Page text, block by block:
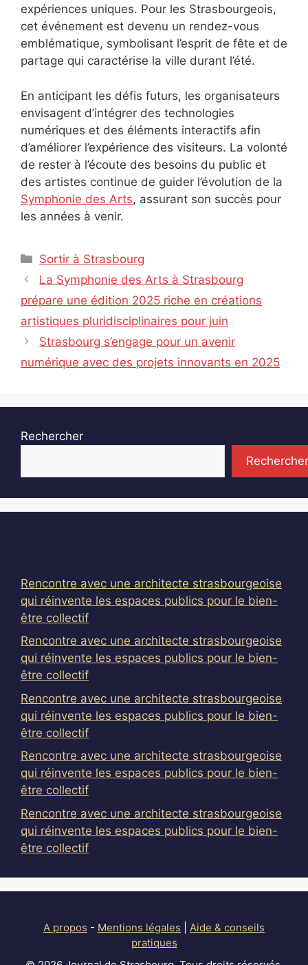
expériences uniques. Pour les Strasbourgeois,
cet événement est devenu un rendez-vous
emblématique, symbolisant l’esprit de fête et de
partage qui caractérise la ville durant l’été.
En anticipant les défis futurs, les organisateurs
envisagent d’intégrer des technologies
numériques et des éléments interactifs afin
d’améliorer l’expérience des visiteurs. La volonté
de rester à l’écoute des besoins du public et
des artistes continue de guider l’évolution de la
Symphonie des Arts, assurant son succès pour
les années à venir.
Catégories
Sortir à Strasbourg
La Symphonie des Arts à Strasbourg
prépare une édition 2025 riche en créations
artistiques pluridisciplinaires pour juin
Strasbourg s’engage pour un avenir
numérique avec des projets innovants en 2025
Rechercher
Rechercher
Rencontre avec une architecte strasbourgeoise
qui réinvente les espaces publics pour le bien-
être collectif
Rencontre avec une architecte strasbourgeoise
qui réinvente les espaces publics pour le bien-
être collectif
Rencontre avec une architecte strasbourgeoise
qui réinvente les espaces publics pour le bien-
être collectif
Rencontre avec une architecte strasbourgeoise
qui réinvente les espaces publics pour le bien-
être collectif
Rencontre avec une architecte strasbourgeoise
qui réinvente les espaces publics pour le bien-
être collectif
A propos - Mentions légales
Aide & conseils
pratiques